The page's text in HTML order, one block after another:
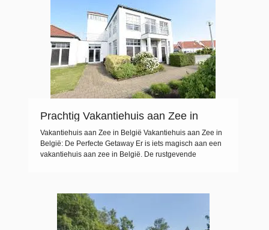
Prachtig Vakantiehuis aan Zee in
België: Ontsnap aan de Dagelijkse
Sleur
Vakantiehuis aan Zee in België Vakantiehuis aan Zee in
België: De Perfecte Getaway Er is iets magisch aan een
vakantiehuis aan zee in België. De rustgevende
naar […]